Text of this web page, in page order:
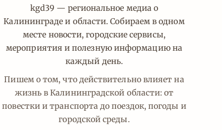
kgd39 — региональное медиа о
Калининграде и области. Собираем в одном
месте новости, городские сервисы,
мероприятия и полезную информацию на
каждый день.
Пишем о том, что действительно влияет на
жизнь в Калининградской области: от
повестки и транспорта до поездок, погоды и
городской среды.